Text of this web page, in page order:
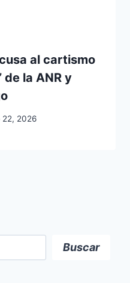
al cartismo
de la ANR y
22, 2026
Buscar